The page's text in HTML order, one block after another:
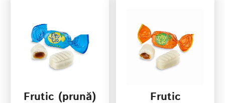
Frutic (prună) Frutic